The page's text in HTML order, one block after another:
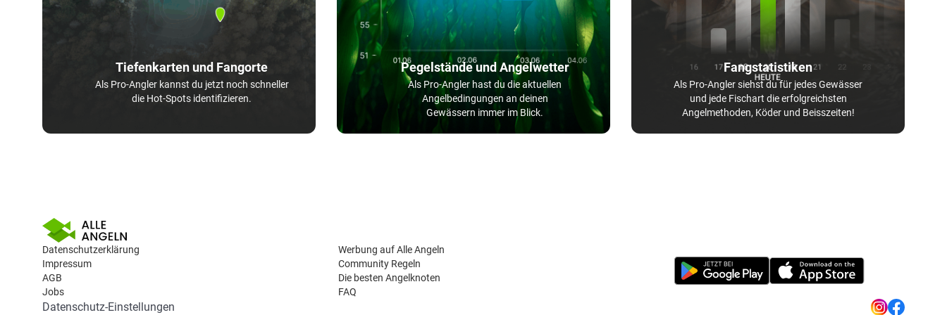
Tiefenkarten und Fangorte
Als Pro-Angler kannst du jetzt noch schneller
die Hot-Spots identifizieren.
Pegelstände und Angelwetter
Als Pro-Angler hast du die aktuellen
Angelbedingungen an deinen
Gewässern immer im Blick.
Fangstatistiken
Als Pro-Angler siehst du für jedes Gewässer
und jede Fischart die erfolgreichsten
Angelmethoden, Köder und Beisszeiten!
Datenschutzerklärung
Impressum
AGB
Jobs
Werbung auf Alle Angeln
Community Regeln
Die besten Angelknoten
FAQ
Datenschutz-Einstellungen